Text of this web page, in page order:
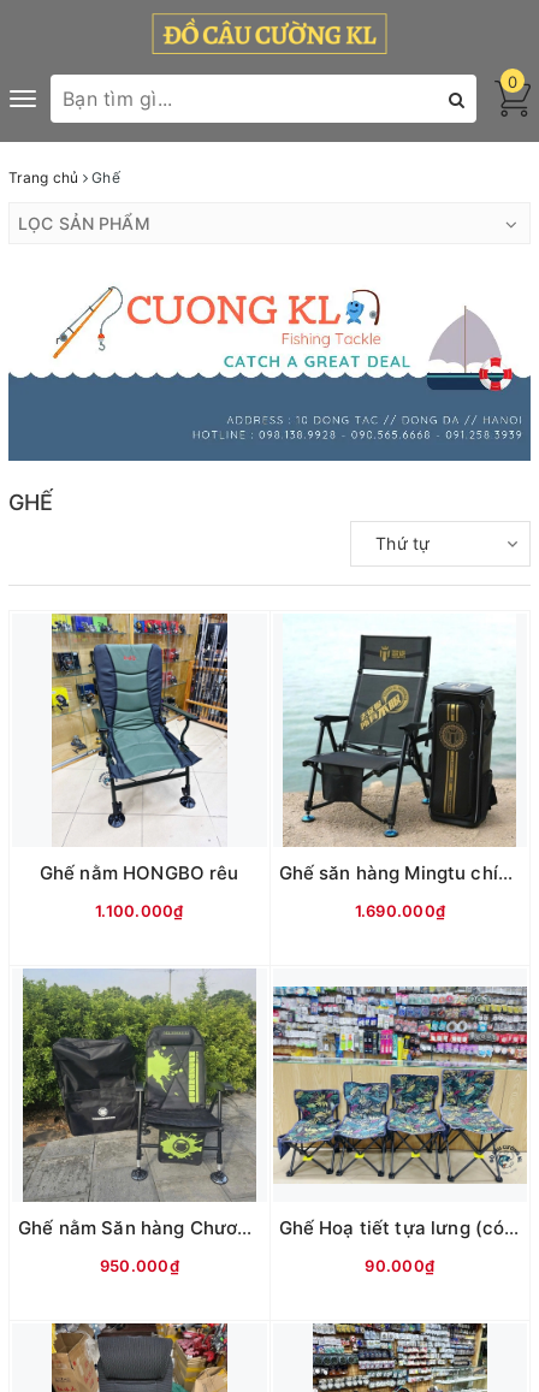
Toggle
navigation
0
Trang chủ Ghế
LỌC SẢN PHẨM
GHẾ
Thứ tự
Ghế nằm HONGBO rêu
1.100.000₫
Ghế săn hàng Mingtu chính hãng (kèm Balo da)
1.690.000₫
Ghế nằm Săn hàng Chương trâu (không phụ kiện)
950.000₫
Ghế Hoạ tiết tựa lưng (có chỗ cắm chống cần)
90.000₫